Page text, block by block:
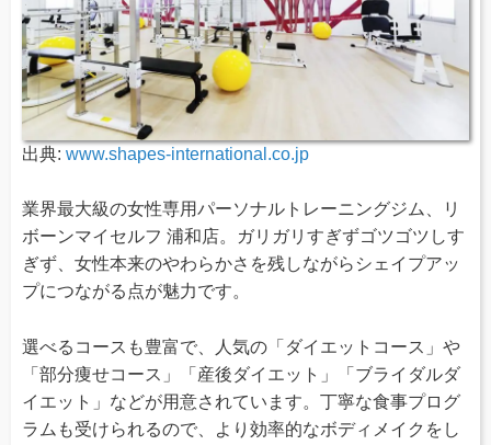
出典: www.shapes-international.co.jp
業界最大級の女性専用パーソナルトレーニングジム、リ
ボーンマイセルフ 浦和店。ガリガリすぎずゴツゴツしす
ぎず、女性本来のやわらかさを残しながらシェイプアッ
プにつながる点が魅力です。
選べるコースも豊富で、人気の「ダイエットコース」や
「部分痩せコース」「産後ダイエット」「ブライダルダ
イエット」などが用意されています。丁寧な食事プログ
ラムも受けられるので、より効率的なボディメイクをし